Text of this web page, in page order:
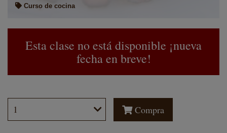
Curso de cocina
Esta clase no está disponible ¡nueva
fecha en breve!
Compra